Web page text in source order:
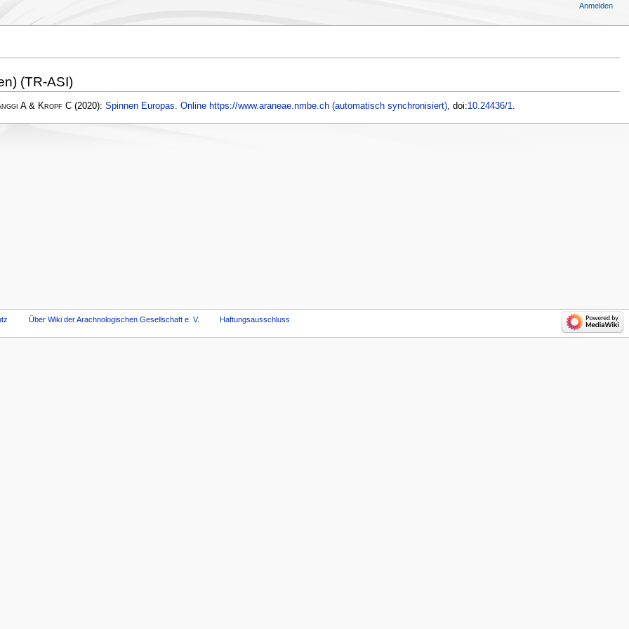
(TR-ASI)
A & Kropf C(2020): Spinnen Europas. Online https://www.araneae.nmbe.ch (automatisch synchronisiert), doi:10.24436/1.
Anmelden
Über Wiki der Arachnologischen Gesellschaft e. V. Haftungsausschluss